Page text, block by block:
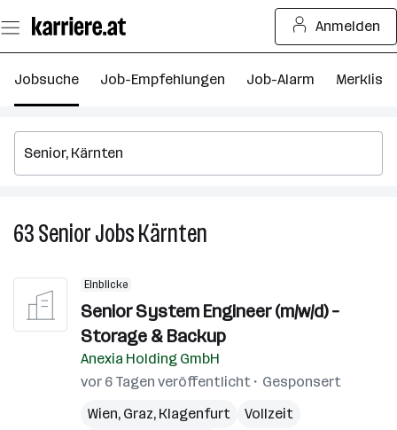
Seiteninhalt
springen
Anmelden
Jobsuche Job-Empfehlungen Job-Alarm Merkliste
63SeniorJobsKärnten
Kärnten
Einblicke
Senior System Engineer (m/w/d) –
Storage & Backup
Anexia Holding GmbH
vor 6 Tagen veröffentlicht
Gesponsert
Wien, Graz, Klagenfurt
Vollzeit